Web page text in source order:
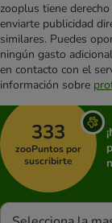
zooplus tiene
enviarte publicidad
similares. Puedes
ningún gasto
en contacto con el
información sobre
333
zooPuntos por
suscribirte